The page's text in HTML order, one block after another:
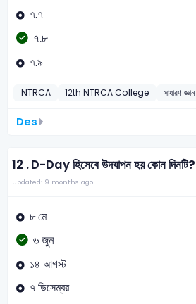
৭.৭
৭.৮
৭.৯
NTRCA 12th NTRCA College সাধারণ জ্ঞান
Des
12 .D-Day হিসেবে উদযাপন হয় কোন দিনটি?
Updated: 9 months ago
৮ মে
৬ জুন
১৪ আগস্ট
৭ ডিসেম্বর